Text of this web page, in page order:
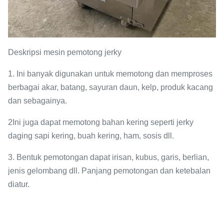
Deskripsi mesin pemotong jerky
1. Ini banyak digunakan untuk memotong dan memproses
berbagai akar, batang, sayuran daun, kelp, produk kacang
dan sebagainya.
2Ini juga dapat memotong bahan kering seperti jerky
daging sapi kering, buah kering, ham, sosis dll.
3. Bentuk pemotongan dapat irisan, kubus, garis, berlian,
jenis gelombang dll. Panjang pemotongan dan ketebalan
diatur.